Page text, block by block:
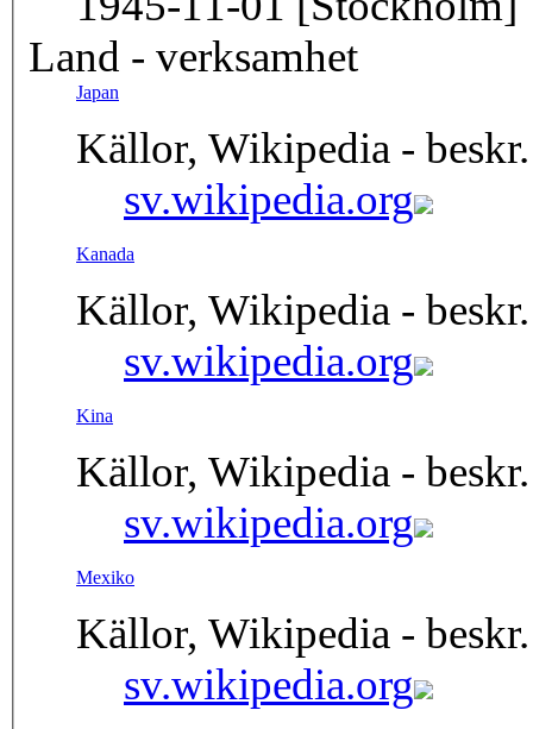
Land - verksamhet
Japan
Källor, Wikipedia -
sv.wikipedia.org
Kanada
Källor, Wikipedia -
sv.wikipedia.org
Kina
Källor, Wikipedia -
sv.wikipedia.org
Mexiko
Källor, Wikipedia -
sv.wikipedia.org